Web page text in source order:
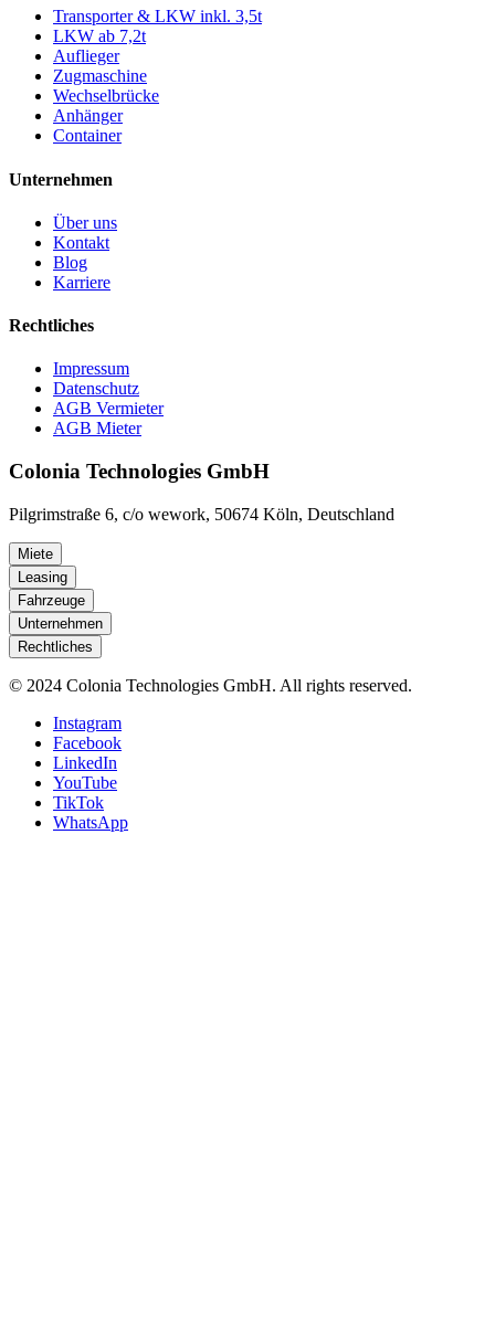
Transporter & LKW inkl. 3,5t
LKW ab 7,2t
Auflieger
Zugmaschine
Wechselbrücke
Anhänger
Container
Unternehmen
Über uns
Kontakt
Blog
Karriere
Rechtliches
Impressum
Datenschutz
AGB Vermieter
AGB Mieter
Colonia Technologies GmbH
Pilgrimstraße 6, c/o wework, 50674 Köln, Deutschland
Miete
Leasing
Fahrzeuge
Unternehmen
Rechtliches
© 2024 Colonia Technologies GmbH. All rights reserved.
Instagram
Facebook
LinkedIn
YouTube
TikTok
WhatsApp